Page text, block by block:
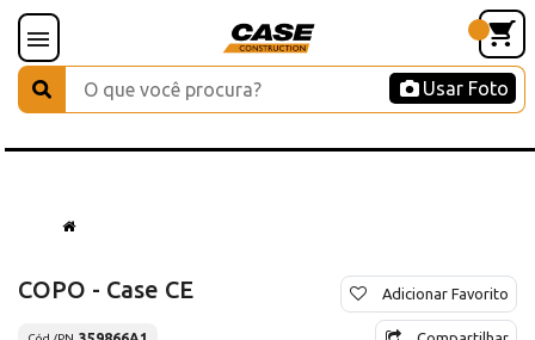
Usar Foto
COPO - Case CE Adicionar Favorito